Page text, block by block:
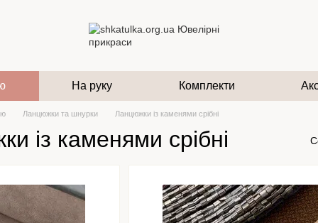
На руку Комплекти
Ланцюжки та шнурки Ланцюжки із каменями срібні
із каменями срібні